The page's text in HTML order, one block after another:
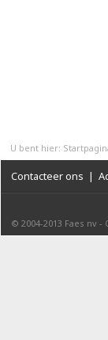
U bent hier:
Contacteer ons |
© 2004-2013 Faes nv -